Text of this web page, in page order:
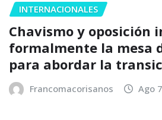
INTERNACIONALES
Chavismo y oposición
formalmente la mesa
para abordar la
Francomacorisanos Ago